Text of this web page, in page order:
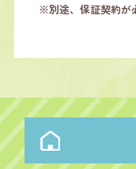
※別途、保証契約が